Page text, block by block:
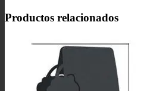
Productos relacionados